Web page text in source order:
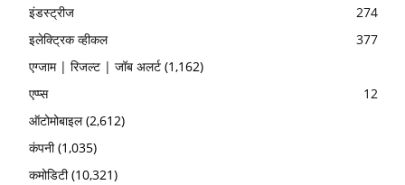
इंडस्ट्रीज
274
इलेक्ट्रिक व्हीकल
377
एग्जाम | रिजल्ट | जॉब अलर्ट (1,162)
एप्प्स
12
ऑटोमोबाइल(2,612)
कंपनी(1,035)
कमोडिटी(10,321)